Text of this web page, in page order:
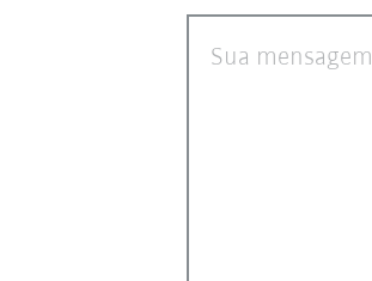
Sua mensagem